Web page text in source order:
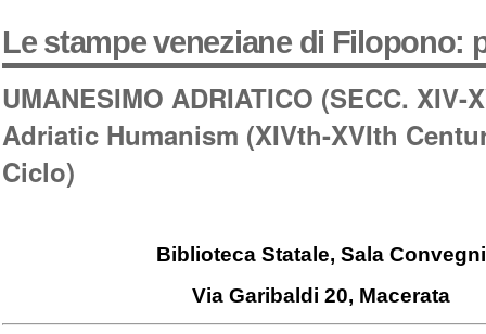
Le stampe veneziane di Filopono:
UMANESIMO ADRIATICO (SECC.
Adriatic Humanism (XIVth-XVIth
Ciclo)
Biblioteca Statale, Sala Convegni
Via Garibaldi 20, Macerata